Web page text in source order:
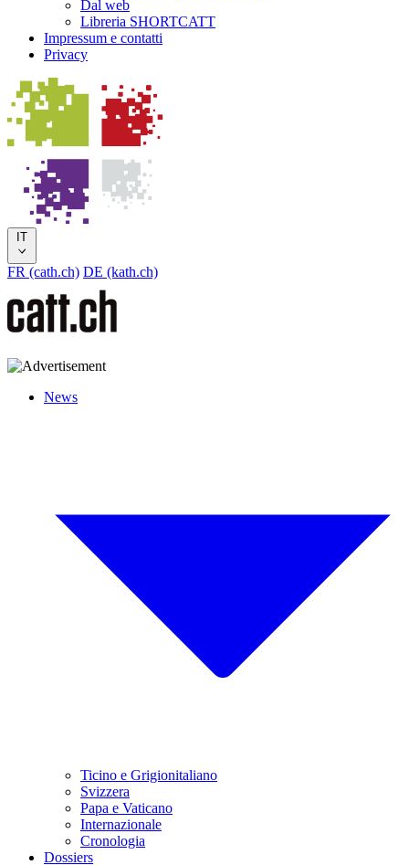
Dal web
Libreria SHORTCATT
Impressum e contatti
Privacy
IT
FR (cath.ch) DE (kath.ch)
News
Ticino e Grigionitaliano
Svizzera
Papa e Vaticano
Internazionale
Cronologia
Dossiers